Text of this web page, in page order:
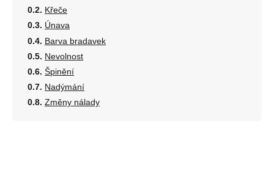
Křeče
Únava
Barva bradavek
Nevolnost
Špinění
Nadýmání
Změny nálady